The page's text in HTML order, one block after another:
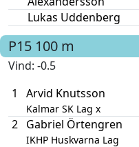
Lukas Uddenberg
P15 100 m
Vind: -0.5
1 Arvid Knutsson
Kalmar SK Lag x
2 Gabriel Örtengren
IKHP Huskvarna Lag